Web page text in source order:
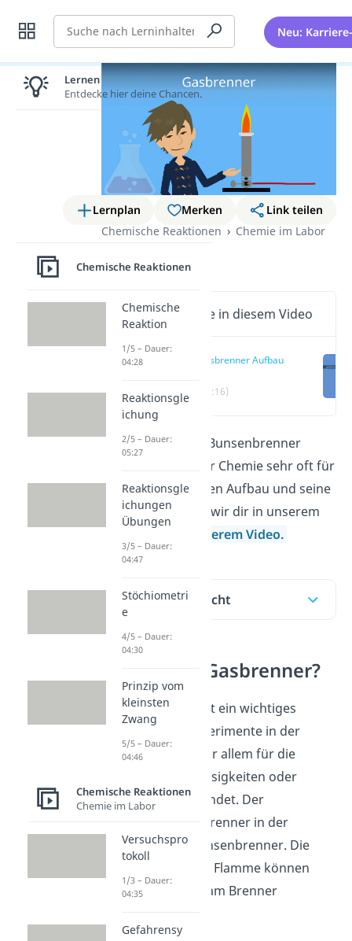
Suche Neu:
Lernplan Merken
Link teilen
Chemische Reaktionen
Chemie im Labor
Gasbrenner
Wichtige Inhalte in diesem Video
Gasbrenner Aufbau
(00:16)
Gasbrenner oder Bunsenbrenner
benötigst du in der Chemie sehr oft für
Experimente. Seinen Aufbau und seine
Funktion erklären wir dir in unserem
und in unserem Video.
Inhaltsübersicht
Was ist ein Gasbrenner?
Der Gasbrenner ist ein wichtiges
Hilfsmittel für Experimente in der
Chemie. Er wird vor allem für die
Erhitzung von Flüssigkeiten oder
Feststoffen verwendet. Der
bekannteste Gasbrenner in der
Chemie ist der Bunsenbrenner. Die
Temperaturen der Flamme können
durch Luftzufuhr am Brenner
Lernen lohnt sich!
Entdecke hier deine Chancen.
Chemische Reaktionen
Chemische
Reaktion
1/5 – Dauer:
04:28
Reaktionsgle
ichung
2/5 – Dauer:
05:27
Reaktionsgle
ichungen
Übungen
3/5 – Dauer:
04:47
Stöchiometri
e
4/5 – Dauer:
04:30
Prinzip vom
kleinsten
Zwang
5/5 – Dauer:
04:46
Chemische Reaktionen
Chemie im Labor
Versuchspro
tokoll
1/3 – Dauer:
04:35
Gefahrensy